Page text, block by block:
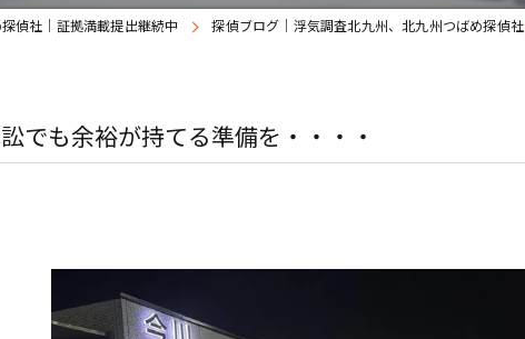
偵社｜証拠満載提出継続中 探偵ブログ｜浮気調査北九州、北九州つばめ探偵社
でも余裕が持てる準備を・・・・